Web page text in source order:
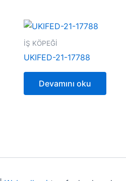
İŞ KÖPEĞİ
UKIFED-21-17788
Devamını oku